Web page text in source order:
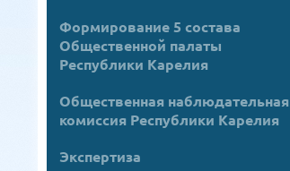
Формирование 5 состава
Общественной палаты
Республики Карелия
Общественная наблюдательная
комиссия Республики Карелия
Экспертиза